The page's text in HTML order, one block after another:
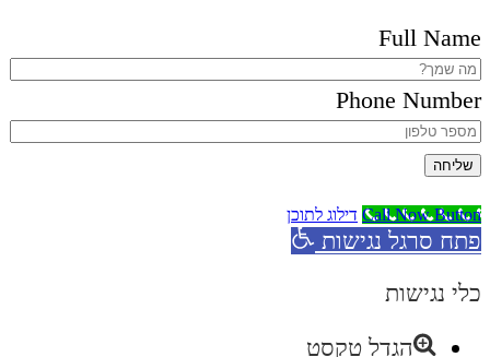
Full Name
Phone Number
שליחה
Call Now Button דילוג לתוכן
פתח סרגל נגישות
כלי נגישות
הגדל טקסט